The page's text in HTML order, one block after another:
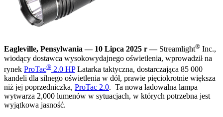
Eagleville, Pensylwania — 10 Lipca 2025 r —Streamlight® Inc.,
wiodący dostawca wysokowydajnego oświetlenia, wprowadził na
rynek ProTac® 2.0 HPLatarka taktyczna, dostarczająca 85 000
kandeli dla silnego oświetlenia w dół, prawie pięciokrotnie większa
niż jej poprzedniczka, ProTac 2.0. Ta nowa ładowalna lampa
wytwarza 2,000 lumenów w sytuacjach, w których potrzebna jest
wyjątkowa jasność.